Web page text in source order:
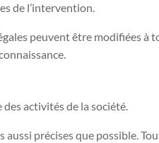
de l’intervention.
peuvent être modifiées à
activités de la société.
précises que possible.